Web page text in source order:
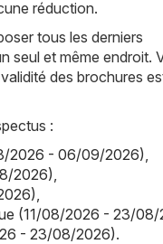
réduction.
tous les derniers
seul et même endroit.
des brochures
:
2026 - 06/09/2026)
2026)
(11/08/2026 - 23/08/
- 23/08/2026).